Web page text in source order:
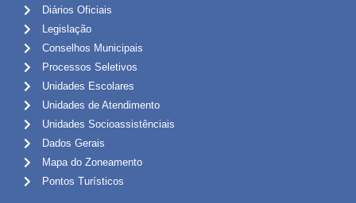
Diários Oficiais
Legislação
Conselhos Municipais
Processos Seletivos
Unidades Escolares
Unidades de Atendimento
Unidades Socioassistênciais
Dados Gerais
Mapa do Zoneamento
Pontos Turísticos